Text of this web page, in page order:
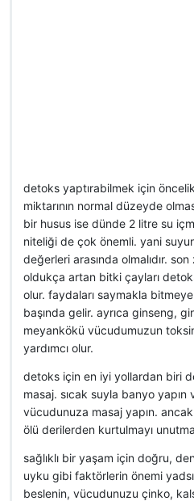
detoks yaptırabilmek için
miktarının normal düzeyde
bir husus ise dünde 2 litre su
niteliği de çok önemli. yani
değerleri arasında olmalıdır.
oldukça artan bitki çayları
olur. faydaları saymakla
başında gelir. ayrıca ginseng,
meyankökü vücudumuzun
yardımcı olur.
detoks için en iyi yollardan biri
masaj. sıcak suyla banyo
vücudunuza masaj yapın.
ölü derilerden kurtulmayı
sağlıklı bir yaşam için doğru,
uyku gibi faktörlerin önemi
beslenin, vücudunuzu çinko,